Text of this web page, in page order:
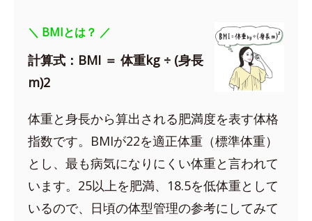
＼ BMIとは？ ／
計算式：BMI ＝ 体重kg ÷ (身長
m)2
体重と身長から算出される肥満度を表す体格
指数です。BMIが22を適正体重（標準体重）
とし、最も病気になりにくい体重と言われて
います。25以上を肥満、18.5を低体重として
いるので、日頃の体型管理の参考にしてみて